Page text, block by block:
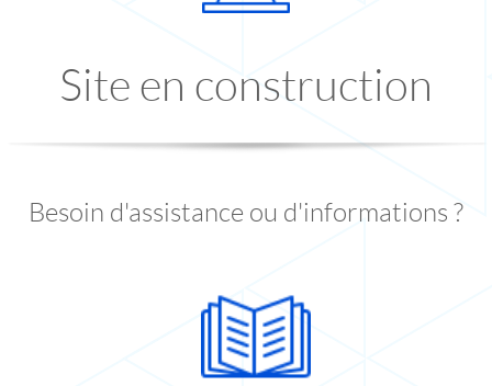
Site en construction
Besoin d'assistance ou d'informations ?